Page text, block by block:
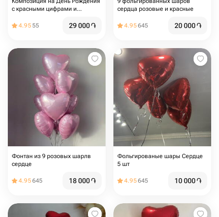
с красными цифрами и
4.9555 29 000֏
сердца розовые и красные
4.95645 20 000֏
Фонтан из 9 розовых шарлв
сердце
4.95645 18 000֏
Фольгированые шары Сердце
5 шт
4.95645 10 000֏